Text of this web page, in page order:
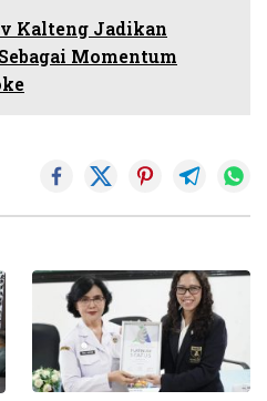
Kalteng Jadikan
Momentum